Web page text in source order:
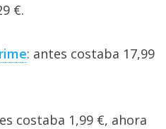
€.
: antes costaba 17,99
costaba 1,99 €, ahora